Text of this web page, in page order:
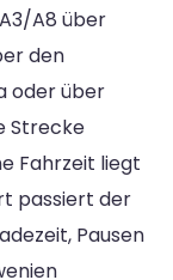
A8 über
den
oder über
Strecke
Fahrzeit liegt
passiert der
Pausen